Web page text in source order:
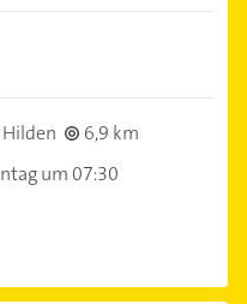
6,9 km
um 07:30